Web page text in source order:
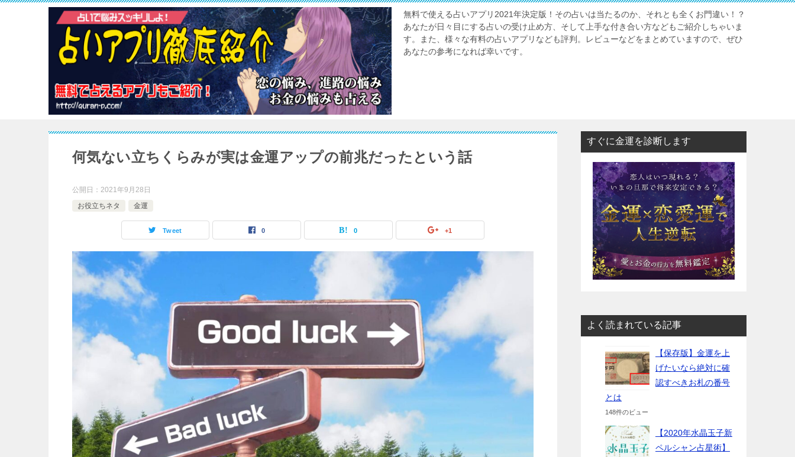
無料で使える占いアプリ2021年決定版！その占いは当たるのか、それとも全くお門違い！？
あなたが日々目にする占いの受け止め方、そして上手な付き合い方などもご紹介しちゃいま
す。また、様々な有料の占いアプリなども評判。レビューなどをまとめていますので、ぜひ
あなたの参考になれば幸いです。
何気ない立ちくらみが実は金運アップの前兆だったという話
公開日： 2021年9月28日
お役立ちネタ
金運
Tweet 0 0 +1
すぐに金運を診断します
よく読まれている記事
【保存版】金運を上
げたいなら絶対に確
認すべきお札の番号
とは
148件のビュー
【2020年水晶玉子新
ペルシャン占星術】